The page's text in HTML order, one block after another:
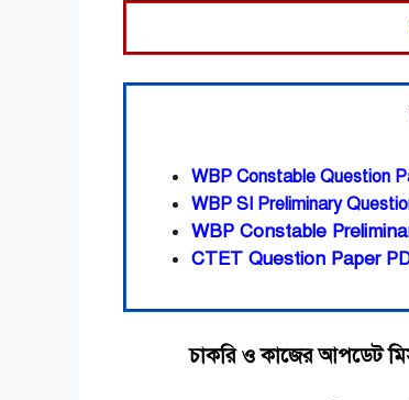
WBP Constable Question
WBP SI Preliminary
WBP Constable
CTET Question Paper
চাকরি ও কাজের আপডেট